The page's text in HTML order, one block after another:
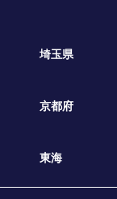
埼玉県
京都府
東海